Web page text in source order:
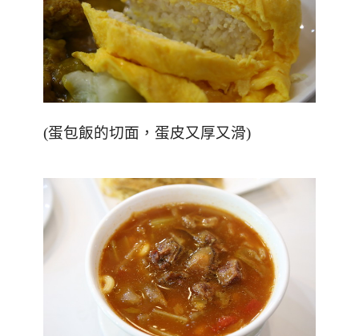
(蛋包飯的切面，蛋皮又厚又滑)